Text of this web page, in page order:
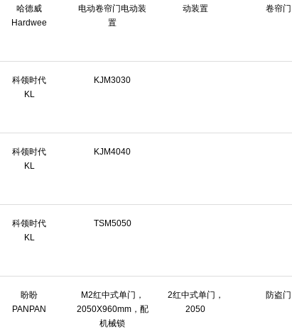
哈德威
Hardwee
电动卷帘门电动装
置
动装置 卷帘门
科领时代
KL
KJM3030
科领时代
KL
KJM4040
科领时代
KL
TSM5050
盼盼
PANPAN
M2红中式单门，
2050X960mm，配
机械锁
2红中式单门，
2050
防盗门